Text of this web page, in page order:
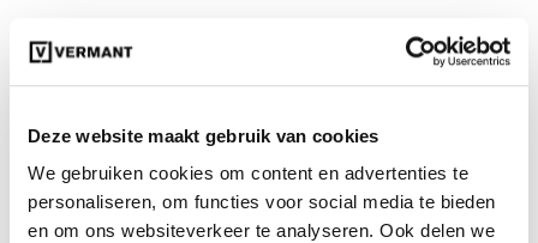
Deze website maakt gebruik van cookies
We gebruiken cookies om content en advertenties te
personaliseren, om functies voor social media te bieden
en om ons websiteverkeer te analyseren. Ook delen we
V-Automotive BVBA
Generaal de Wittelaan 8
2800 Mechelen